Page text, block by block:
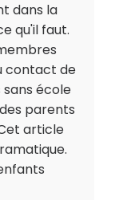
dans la
qu'il faut.
contact de
sans école
parents
article